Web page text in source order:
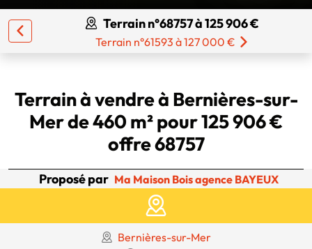
Terrain n°68757 à 125 906 €
Terrain n°61593 à 127 000 €
Terrain à vendre à Bernières-sur-
Mer de 460 m² pour 125 906 €
offre 68757
Proposé par Ma Maison Bois agence BAYEUX
Bernières-sur-Mer